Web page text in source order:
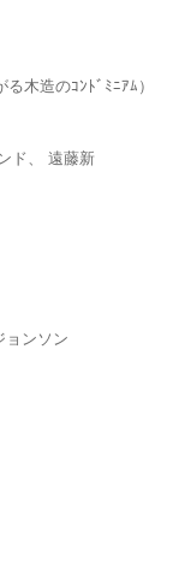
木造のｺﾝﾄﾞﾐﾆｱﾑ）
ド、 遠藤新
ンソン